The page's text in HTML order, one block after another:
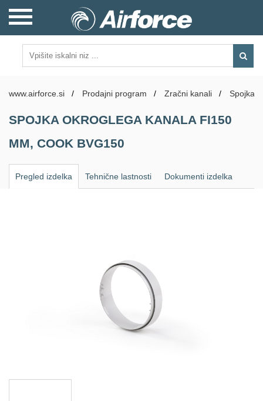
www.airforce.si / Prodajni program / Zračni kanali / Spojka
SPOJKA OKROGLEGA KANALA FI150
MM, COOK BVG150
Pregled izdelka Tehnične lastnosti Dokumenti izdelka